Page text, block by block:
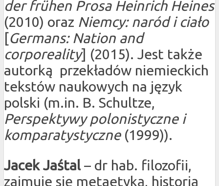
der frühen Prosa Heinrich Heines
(2010) oraz Niemcy: naród i ciało
[Germans: Nation and
corporeality] (2015). Jest także
autorką przekładów niemieckich
tekstów naukowych na język
polski (m.in. B. Schultze,
Perspektywy polonistyczne i
komparatystyczne (1999)).
Jacek Jaśtal– dr hab. filozofii,
zajmuje się metaetyką, historią